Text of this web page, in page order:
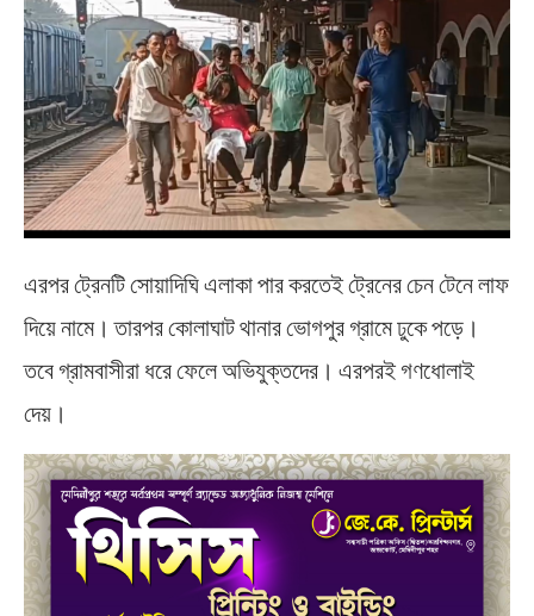
এরপর ট্রেনটি সোয়াদিঘি এলাকা পার করতেই ট্রেনের চেন টেনে লাফ
দিয়ে নামে। তারপর কোলাঘাট থানার ভোগপুর গ্রামে ঢুকে পড়ে।
তবে গ্রামবাসীরা ধরে ফেলে অভিযুক্তদের। এরপরই গণধোলাই
দেয়।